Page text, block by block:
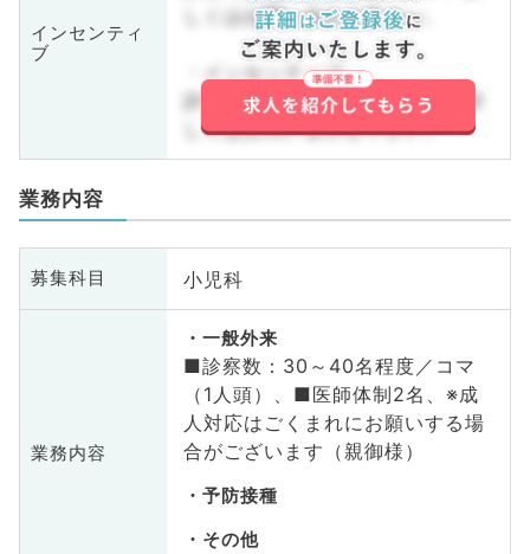
インセンティ
ブ
しくはお問い合わせ下さい。
・インセンティブ
詳しくはお問い合わせ下さい。詳
しくはお問い合わせ下さい。
業務内容
募集科目 小児科
業務内容
一般外来
■診察数：30～40名程度／コマ
（1人頭）、■医師体制2名、※成
人対応はごくまれにお願いする場
合がございます（親御様）
予防接種
その他